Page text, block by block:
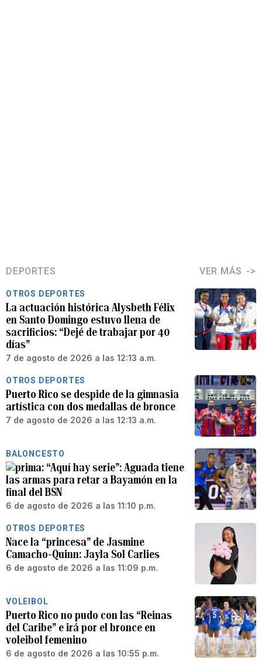
DEPORTES VER MÁS
OTROS DEPORTES
La actuación histórica Alysbeth Félix
en Santo Domingo estuvo llena de
sacrificios: “Dejé de trabajar por 40
días”
7 de agosto de 2026 a las 12:13 a.m.
OTROS DEPORTES
Puerto Rico se despide de la gimnasia
artística con dos medallas de bronce
7 de agosto de 2026 a las 12:13 a.m.
BALONCESTO
“Aquí hay serie”: Aguada tiene
las armas para retar a Bayamón en la
final del BSN
6 de agosto de 2026 a las 11:10 p.m.
OTROS DEPORTES
Nace la “princesa” de Jasmine
Camacho-Quinn: Jayla Sol Carlies
6 de agosto de 2026 a las 11:09 p.m.
VOLEIBOL
Puerto Rico no pudo con las “Reinas
del Caribe” e irá por el bronce en
voleibol femenino
6 de agosto de 2026 a las 10:55 p.m.